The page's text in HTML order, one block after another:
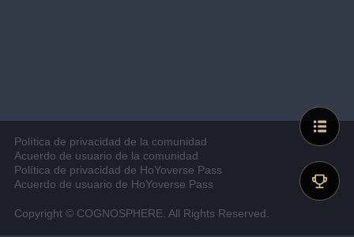
Política de privacidad de la comunidad
Acuerdo de usuario de la comunidad
Política de privacidad de HoYoverse Pass
Acuerdo de usuario de HoYoverse Pass
Copyright © COGNOSPHERE. All Rights Reserved.